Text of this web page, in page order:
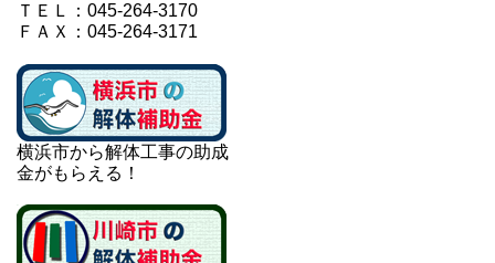
ＴＥＬ：045-264-3170
ＦＡＸ：045-264-3171
横浜市から解体工事の助成
金がもらえる！